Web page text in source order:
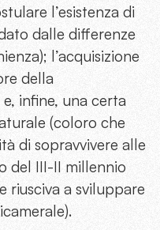
l’esistenza di
dalle differenze
l’acquisizione
della
infine, una certa
(coloro che
di sopravvivere alle
del III-II millennio
riusciva a sviluppare